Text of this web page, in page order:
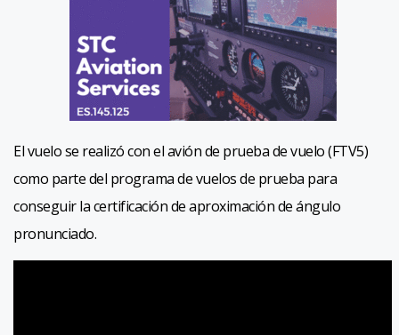
El vuelo se realizó con el avión de prueba de vuelo (FTV5)
como parte del programa de vuelos de prueba para
conseguir la certificación de aproximación de ángulo
pronunciado.